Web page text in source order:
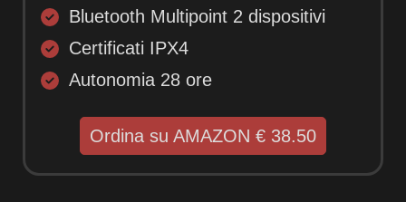
Bluetooth Multipoint 2 dispositivi
Certificati IPX4
Autonomia 28 ore
Ordina su AMAZON € 38.50